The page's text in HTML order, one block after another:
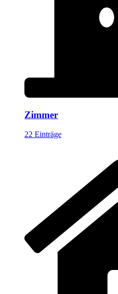
Zimmer
22 Einträge